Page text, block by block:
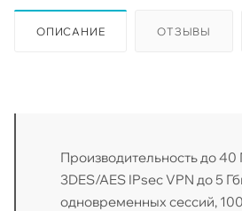
ОПИСАНИЕ ОТЗЫВЫ
Производительность до 40
3DES/AES IPsec VPN до 5
одновременных сессий,